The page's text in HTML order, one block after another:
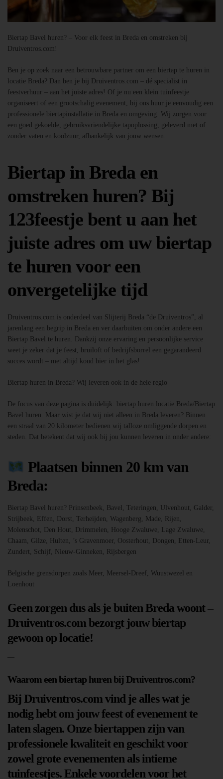
Biertap Bavel huren? – Voor elk feest in Breda en omstreken bij
Druiventros.com!
Ben je op zoek naar een betrouwbare partner om een biertap te huren in
locatie Breda? Dan ben je bij Druiventros.com – dé specialist in
feestverhuur – aan het juiste adres! Of je nu een klein tuinfeestje
organiseert of een grootschalig evenement, bij ons huur je eenvoudig een
professionele biertapinstallatie in Breda en omgeving. Wij zorgen voor
een goed gekoelde, gebruiksvriendelijke tapoplossing, geleverd met of
zonder vaten en koolzuur, afhankelijk van jouw wensen.
Biertap in Breda en
omstreken huren? Bij
123feestje bent u aan het
juiste adres om uw biertap
te huren voor een
onvergetelijke tijd
Druiventros.com is onderdeel van Slijterij Breda “de Druiventros”, al
jarenlang een begrip in Breda en ver daarbuiten om onder andere een
Biertap Bavel te huren. Dankzij onze ervaring en persoonlijke service
weet je zeker dat je feest, bruiloft of bedrijfsborrel een gegarandeerd
succes wordt – met altijd koud bier in het glas!
Biertap huren in Breda? Wij leveren ook in de hele regio
De focus van deze pagina is duidelijk: biertap huren locatie Breda/Biertap
Bavel huren. Maar wist je dat wij niet alleen in Breda leveren? Binnen
een straal van 20 kilometer bedienen wij talloze omliggende dorpen en
steden. Dat betekent dat wij ook bij jou kunnen leveren in onder andere:
Plaatsen binnen 20 km van
Breda:
Biertap Bavel huren? Prinsenbeek, Bavel, Teteringen, Ulvenhout, Galder,
Strijbeek, Effen, Dorst, Terheijden, Wagenberg, Made, Rijen,
Molenschot, Den Hout, Drimmelen, Hooge Zwaluwe, Lage Zwaluwe,
Chaam, Gilze, Hulten, ’s Gravenmoer, Oosterhout, Dongen, Etten-Leur,
Zundert, Schijf, Nieuw-Ginneken, Rijsbergen
Belgische grensdorpen zoals Meer, Meersel-Dreef, Wuustwezel en
Loenhout
Geen zorgen dus als je buiten Breda woont –
Druiventros.com bezorgt jouw biertap
gewoon op locatie!
—
Waarom een biertap huren bij Druiventros.com?
Bij Druiventros.com vind je alles wat je
nodig hebt om jouw feest of evenement te
laten slagen. Onze biertappen zijn van
professionele kwaliteit en geschikt voor
zowel grote evenementen als intieme
tuinfeestjes. Enkele voordelen voor het